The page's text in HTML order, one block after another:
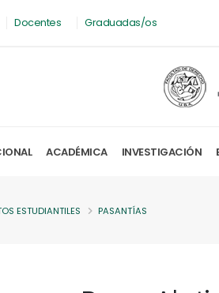
Docentes Graduadas/os
ACADÉMICA INVESTIGACIÓN
ESTUDIANTILES PASANTÍAS